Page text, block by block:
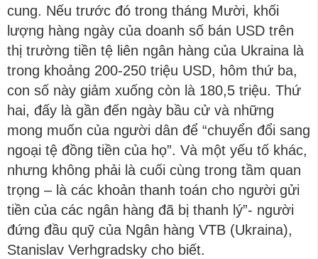
cung. Nếu trước đó trong tháng Mười, khối
lượng hàng ngày của doanh số bán USD trên
thị trường tiền tệ liên ngân hàng của Ukraina là
trong khoảng 200-250 triệu USD, hôm thứ ba,
con số này giảm xuống còn là 180,5 triệu. Thứ
hai, đấy là gần đến ngày bầu cử và những
mong muốn của người dân để “chuyển đổi sang
ngoại tệ đồng tiền của họ”. Và một yếu tố khác,
nhưng không phải là cuối cùng trong tầm quan
trọng – là các khoản thanh toán cho người gửi
tiền của các ngân hàng đã bị thanh lý”- người
đứng đầu quỹ của Ngân hàng VTB (Ukraina),
Stanislav Verhgradsky cho biết.